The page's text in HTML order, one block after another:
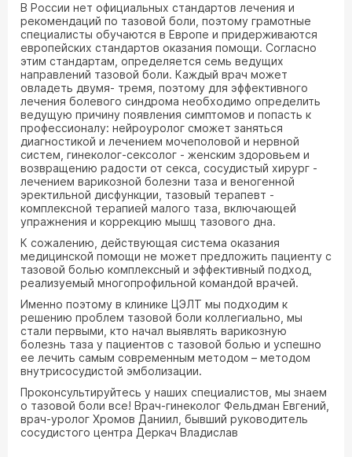
В России нет официальных стандартов лечения и
рекомендаций по тазовой боли, поэтому грамотные
специалисты обучаются в Европе и придерживаются
европейских стандартов оказания помощи. Согласно
этим стандартам, определяется семь ведущих
направлений тазовой боли. Каждый врач может
овладеть двумя- тремя, поэтому для эффективного
лечения болевого синдрома необходимо определить
ведущую причину появления симптомов и попасть к
профессионалу: нейроуролог сможет заняться
диагностикой и лечением мочеполовой и нервной
систем, гинеколог-сексолог - женским здоровьем и
возвращению радости от секса, сосудистый хирург -
лечением варикозной болезни таза и веногенной
эректильной дисфункции, тазовый терапевт -
комплексной терапией малого таза, включающей
упражнения и коррекцию мышц тазового дна.
К сожалению, действующая система оказания
медицинской помощи не может предложить пациенту с
тазовой болью комплексный и эффективный подход,
реализуемый многопрофильной командой врачей.
Именно поэтому в клинике ЦЭЛТ мы подходим к
решению проблем тазовой боли коллегиально, мы
стали первыми, кто начал выявлять варикозную
болезнь таза у пациентов с тазовой болью и успешно
ее лечить самым современным методом – методом
внутрисосудистой эмболизации.
Проконсультируйтесь у наших специалистов, мы знаем
о тазовой боли все! Врач-гинеколог Фельдман Евгений,
врач-уролог Хромов Даниил, бывший руководитель
сосудистого центра Деркач Владислав